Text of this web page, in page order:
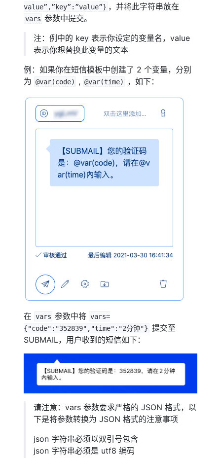
value”,”key”:”value”} ，并将此字符串放在
vars 参数中提交。
注：例中的 key 表示你设定的变量名，value
表示你想替换此变量的文本
例：如果你在短信模板中创建了 2 个变量，分别
为 @var(code) , @var(time) ，如下：
在 vars 参数中将 vars=
{"code":"352839","time":"2分钟"} 提交至
SUBMAIL，用户收到的短信如下：
请注意：vars 参数要求严格的 JSON 格式，以
下是将参数转换为 JSON 格式的注意事项
json 字符串必须以双引号包含
json 字符串必须是 utf8 编码